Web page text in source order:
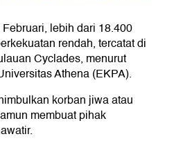
lebih dari 18.400
rendah, tercatat di
Cyclades, menurut
Athena (EKPA).
korban jiwa atau
membuat pihak